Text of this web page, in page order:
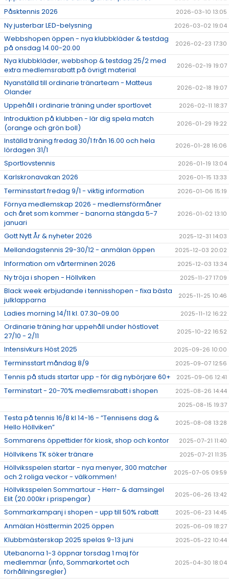
Påsktennis 2026 2026-03-10 13:05
Ny justerbar LED-belysning 2026-03-02 19:04
Webbshopen öppen - nya klubbkläder & testdag
på onsdag 14.00-20.00
2026-02-23 17:30
Nya klubbkläder, webbshop & testdag 25/2 med
extra medlemsrabatt på övrigt material
2026-02-19 19:07
Nyanställd till ordinarie tränarteam - Matteus
Olander
2026-02-18 19:07
Uppehåll i ordinarie träning under sportlovet 2026-02-11 18:37
Introduktion på klubben - lär dig spela match
(orange och grön boll)
2026-01-29 19:22
Inställd träning fredag 30/1 från 16.00 och hela
lördagen 31/1
2026-01-28 16:06
Sportlovstennis 2026-01-19 13:04
Karlskronavakan 2026 2026-01-15 13:33
Terminsstart fredag 9/1 - viktig information 2026-01-06 15:19
Förnya medlemskap 2026 - medlemsförmåner
och året som kommer - banorna stängda 5-7
januari
2026-01-02 13:10
Gott Nytt År & nyheter 2026 2025-12-31 14:03
Mellandagstennis 29-30/12 - anmälan öppen 2025-12-03 20:02
Information om vårterminen 2026 2025-12-03 13:34
Ny tröja i shopen - Höllviken 2025-11-27 17:09
Black week erbjudande i tennisshopen - fixa bästa
julklapparna
2025-11-25 10:46
Ladies morning 14/11 kl. 07.30-09.00 2025-11-12 16:22
Ordinarie träning har uppehåll under höstlovet
27/10 - 2/11
2025-10-22 16:52
Intensivkurs Höst 2025 2025-09-26 10:00
Terminsstart måndag 8/9 2025-09-07 12:56
Tennis på studs startar upp - för dig nybörjare 60+ 2025-09-06 12:41
Terminstart - 20-70% medlemsrabatt i shopen
2025-08-26 14:44
2025-08-15 19:37
Testa på tennis 16/8 kl 14-16 - ”Tennisens dag &
Hello Höllviken”
2025-08-08 13:28
Sommarens öppettider för kiosk, shop och kontor 2025-07-21 11:40
Höllvikens TK söker tränare 2025-07-21 11:35
Höllviksspelen startar - nya menyer, 300 matcher
och 2 roliga veckor - välkommen!
2025-07-05 09:59
Höllviksspelen Sommartour - Herr- & damsingel
Elit (20.000kr i prispengar)
2025-06-26 13:42
Sommarkampanj i shopen - upp till 50% rabatt 2025-06-23 14:45
Anmälan Hösttermin 2025 öppen 2025-06-09 18:27
Klubbmästerskap 2025 spelas 9-13 juni 2025-05-22 10:44
Utebanorna 1-3 öppnar torsdag 1 maj för
medlemmar (info, Sommarkortet och
förhållningsregler)
2025-04-30 18:04